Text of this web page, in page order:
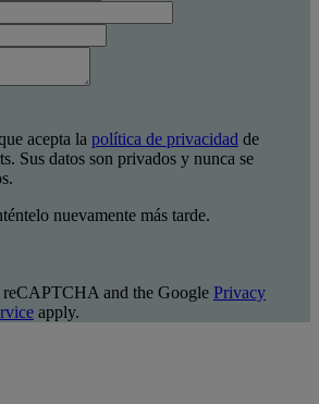
acepta la política de privacidad de
Sus datos son privados y nunca se
nuevamente más tarde.
reCAPTCHA and the Google Privacy
apply.